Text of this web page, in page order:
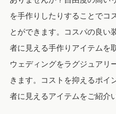
を手作りしたりすることでコ
とができます。コスパの良い
者に見える手作りアイテムを
ウェディングをラグジュアリ
きます。コストを抑えるポイ
者に見えるアイテムをご紹介